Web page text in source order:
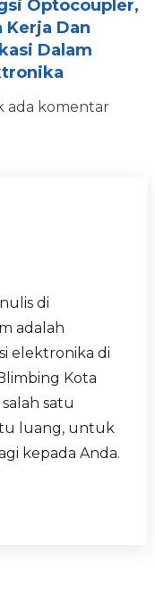
Optocoupler,
Kerja Dan
Dalam
ada komentar
di
adalah
elektronika di
Kota
satu
luang, untuk
kepada Anda.